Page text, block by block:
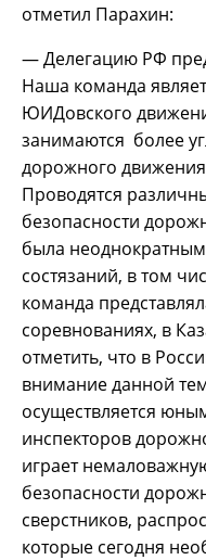
отметил Парахин:
— Делегацию РФ
Наша команда
ЮИДовского
занимаются более
дорожного
Проводятся
безопасности
была
состязаний, в том
команда
соревнованиях, в
отметить, что в
внимание данной
осуществляется
инспекторов
играет
безопасности
сверстников,
которые сегодня